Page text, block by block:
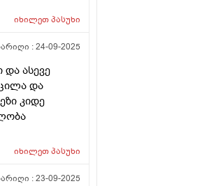
და იქნებ
იხილეთპასუხი
:24-09-2025
და ასევე
და
კიდე
იხილეთპასუხი
:23-09-2025